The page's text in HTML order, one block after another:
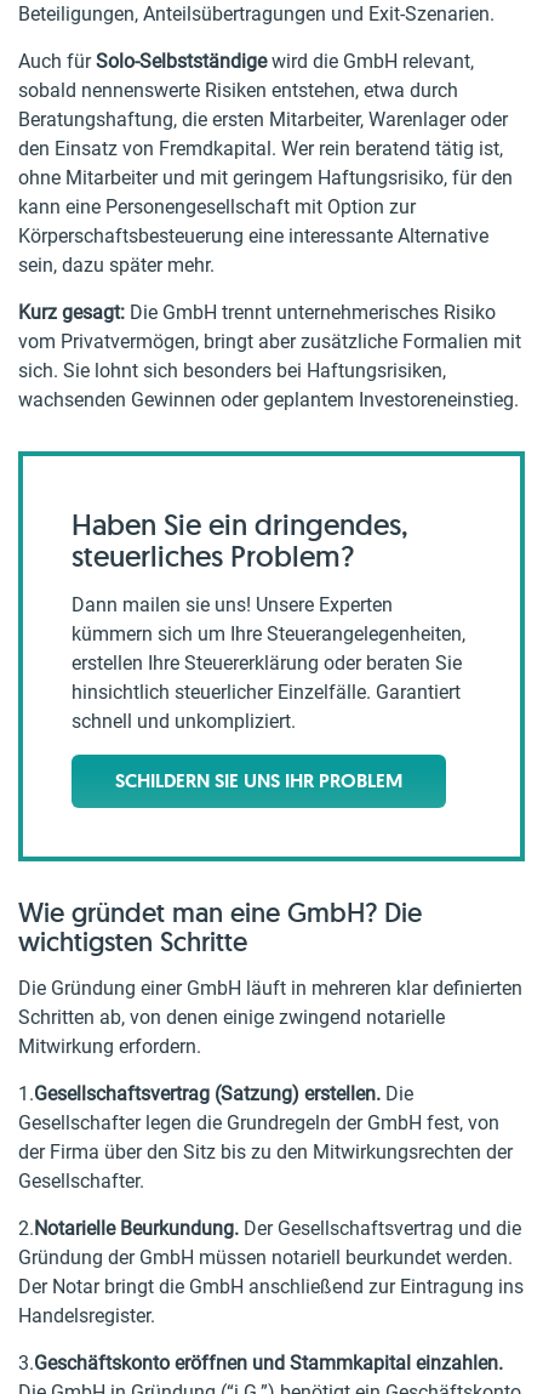
Beteiligungen, Anteilsübertragungen und Exit-Szenarien.
Auch fürSolo-Selbstständigewird die GmbH relevant,
sobald nennenswerte Risiken entstehen, etwa durch
Beratungshaftung, die ersten Mitarbeiter, Warenlager oder
den Einsatz von Fremdkapital. Wer rein beratend tätig ist,
ohne Mitarbeiter und mit geringem Haftungsrisiko, für den
kann eine Personengesellschaft mit Option zur
Körperschaftsbesteuerung eine interessante Alternative
sein, dazu später mehr.
Kurz gesagt: Die GmbH trennt unternehmerisches Risiko
vom Privatvermögen, bringt aber zusätzliche Formalien mit
sich. Sie lohnt sich besonders bei Haftungsrisiken,
wachsenden Gewinnen oder geplantem Investoreneinstieg.
Haben Sie ein dringendes,
steuerliches Problem?
Dann mailen sie uns! Unsere Experten
kümmern sich um Ihre Steuerangelegenheiten,
erstellen Ihre Steuererklärung oder beraten Sie
hinsichtlich steuerlicher Einzelfälle. Garantiert
schnell und unkompliziert.
SCHILDERN SIE UNS IHR PROBLEM
Wie gründet man eine GmbH? Die
wichtigsten Schritte
Die Gründung einer GmbH läuft in mehreren klar definierten
Schritten ab, von denen einige zwingend notarielle
Mitwirkung erfordern.
1.Gesellschaftsvertrag (Satzung) erstellen. Die
Gesellschafter legen die Grundregeln der GmbH fest, von
der Firma über den Sitz bis zu den Mitwirkungsrechten der
Gesellschafter.
2.Notarielle Beurkundung. Der Gesellschaftsvertrag und die
Gründung der GmbH müssen notariell beurkundet werden.
Der Notar bringt die GmbH anschließend zur Eintragung ins
Handelsregister.
3.Geschäftskonto eröffnen und Stammkapital einzahlen.